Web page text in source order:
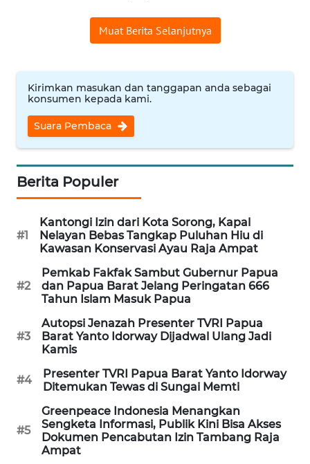
Muat Berita Selanjutnya
Kirimkan masukan dan tanggapan anda sebagai
konsumen kepada kami.
Suara Pembaca
Berita Populer
#1
Kantongi Izin dari Kota Sorong, Kapal
Nelayan Bebas Tangkap Puluhan Hiu di
Kawasan Konservasi Ayau Raja Ampat
#2
Pemkab Fakfak Sambut Gubernur Papua
dan Papua Barat Jelang Peringatan 666
Tahun Islam Masuk Papua
#3
Autopsi Jenazah Presenter TVRI Papua
Barat Yanto Idorway Dijadwal Ulang Jadi
Kamis
#4
Presenter TVRI Papua Barat Yanto Idorway
Ditemukan Tewas di Sungai Memti
#5
Greenpeace Indonesia Menangkan
Sengketa Informasi, Publik Kini Bisa Akses
Dokumen Pencabutan Izin Tambang Raja
Ampat
WN
TAPANULI
TENGAH
WN DELI
SERDANG
WN
TEBING
TINGGI
WN
PAKPAK
WN
KARAWANG
WN
BEKASI
WN
BOGOR